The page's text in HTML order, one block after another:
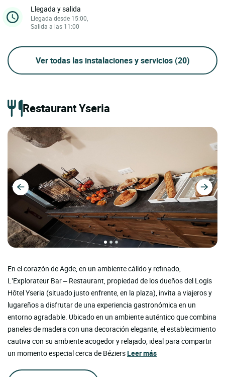
Llegada y salida
Llegada desde 15:00,
Salida a las 11:00
Ver todas las instalaciones y servicios (20)
Restaurant Yseria
En el corazón de Agde, en un ambiente cálido y refinado,
L’Explorateur Bar – Restaurant, propiedad de los dueños del Logis
Hôtel Yseria (situado justo enfrente, en la plaza), invita a viajeros y
lugareños a disfrutar de una experiencia gastronómica en un
entorno agradable. Ubicado en un ambiente auténtico que combina
paneles de madera con una decoración elegante, el establecimiento
cautiva con su ambiente acogedor y relajado, ideal para compartir
un momento especial cerca de BéziersLeer más